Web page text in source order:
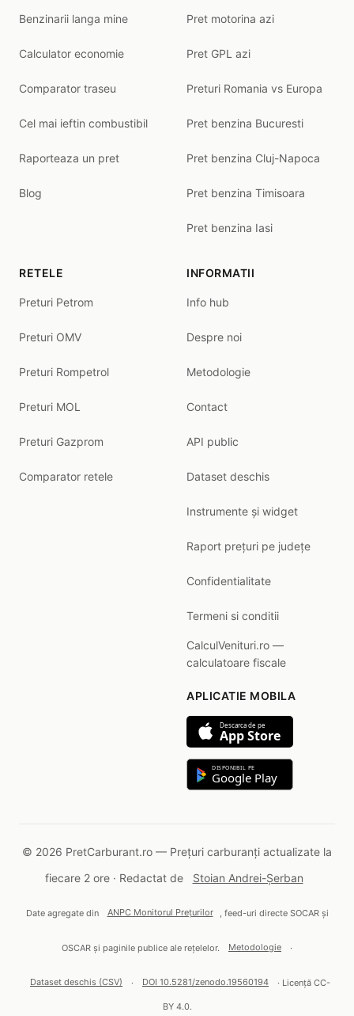
Benzinarii langa mine
Calculator economie
Comparator traseu
Cel mai ieftin combustibil
Raporteaza un pret
Blog
Pret motorina azi
Pret GPL azi
Preturi Romania vs Europa
Pret benzina Bucuresti
Pret benzina Cluj-Napoca
Pret benzina Timisoara
Pret benzina Iasi
RETELE
Preturi Petrom
Preturi OMV
Preturi Rompetrol
Preturi MOL
Preturi Gazprom
Comparator retele
INFORMATII
Info hub
Despre noi
Metodologie
Contact
API public
Dataset deschis
Instrumente și widget
Raport prețuri pe județe
Confidentialitate
Termeni si conditii
CalculVenituri.ro —
calculatoare fiscale
APLICATIE MOBILA
Descarca de pe
App Store
DISPONIBIL PE
Google Play
© 2026 PretCarburant.ro — Prețuri carburanți actualizate la
fiecare 2 ore · Redactat de
Stoian Andrei-Șerban
Date agregate din ANPC Monitorul Prețurilor , feed-uri directe SOCAR și
OSCAR și paginile publice ale rețelelor. Metodologie ·
Dataset deschis (CSV) · DOI 10.5281/zenodo.19560194 · Licență CC-
BY 4.0.